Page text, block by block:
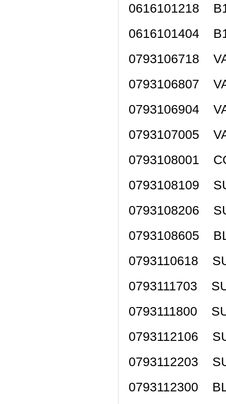
0616101218
0616101404
0793106718
0793106807
0793106904
0793107005
0793108001
0793108109
0793108206
0793108605
0793110618
0793111703
0793111800
0793112106
0793112203
0793112300